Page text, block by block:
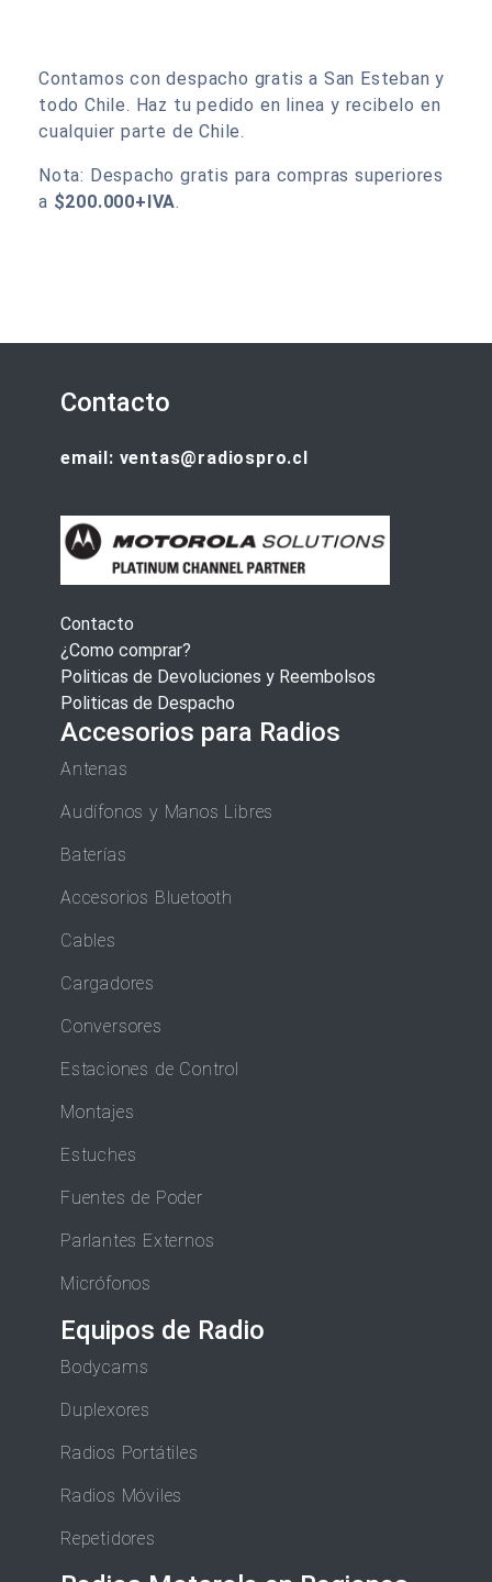
Contamos con despacho gratis a San Esteban y
todo Chile. Haz tu pedido en linea y recibelo en
cualquier parte de Chile.
Nota: Despacho gratis para compras superiores
a $200.000+IVA.
Contacto
email: ventas@radiospro.cl
Contacto
¿Como comprar?
Politicas de Devoluciones y Reembolsos
Politicas de Despacho
Accesorios para Radios
Antenas
Audífonos y Manos Libres
Baterías
Accesorios Bluetooth
Cables
Cargadores
Conversores
Estaciones de Control
Montajes
Estuches
Fuentes de Poder
Parlantes Externos
Micrófonos
Equipos de Radio
Bodycams
Duplexores
Radios Portátiles
Radios Móviles
Repetidores